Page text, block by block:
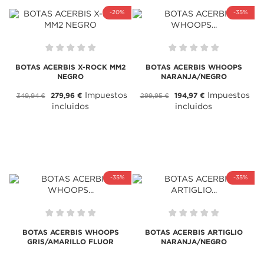
-20%
BOTAS ACERBIS X-ROCK MM2
NEGRO
349,94 € 279,96 € Impuestos
incluidos
-35%
BOTAS ACERBIS WHOOPS
NARANJA/NEGRO
299,95 € 194,97 € Impuestos
incluidos
-35%
BOTAS ACERBIS WHOOPS
GRIS/AMARILLO FLUOR
-35%
BOTAS ACERBIS ARTIGLIO
NARANJA/NEGRO